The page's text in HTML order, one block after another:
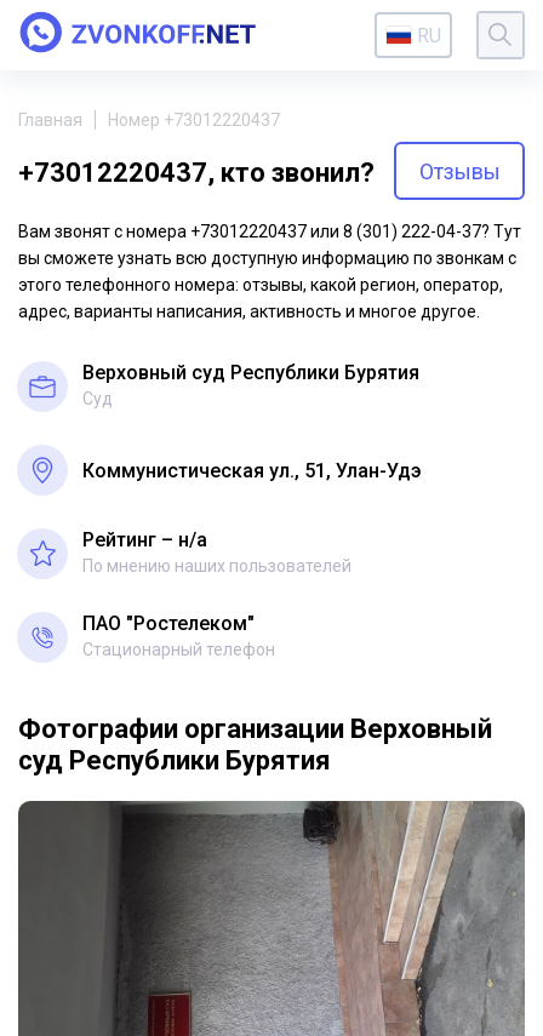
RU
Главная Номер +73012220437
+73012220437, кто звонил? Отзывы
Вам звонят с номера +73012220437 или 8 (301) 222-04-37? Тут
вы сможете узнать всю доступную информацию по звонкам с
этого телефонного номера: отзывы, какой регион, оператор,
адрес, варианты написания, активность и многое другое.
Верховный суд Республики Бурятия
Суд
Коммунистическая ул., 51, Улан-Удэ
Рейтинг – н/a
По мнению наших пользователей
ПАО "Ростелеком"
Стационарный телефон
Фотографии организации Верховный
суд Республики Бурятия